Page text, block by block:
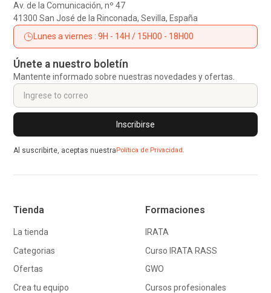
Av. de la Comunicación, nº 47
41300 San José de la Rinconada, Sevilla, España
Lunes a viernes : 9H - 14H / 15H00 - 18H00
Únete a nuestro boletín
Mantente informado sobre nuestras novedades y ofertas.
Al suscribirte, aceptas nuestra Política de Privacidad.
Tienda
La tienda
Categorias
Ofertas
Crea tu equipo
Formaciones
IRATA
Curso IRATA RASS
GWO
Cursos profesionales